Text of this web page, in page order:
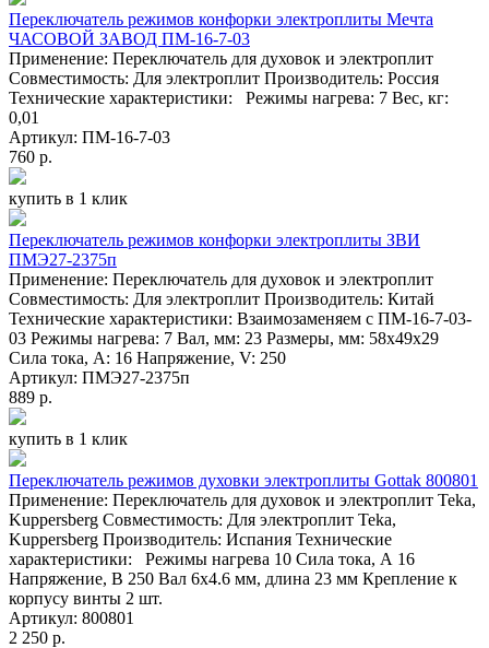
Переключатель режимов конфорки электроплиты Мечта
ЧАСОВОЙ ЗАВОД ПМ-16-7-03
Применение: Переключатель для духовок и электроплит
Совместимость: Для электроплит Производитель: Россия
Технические характеристики: Режимы нагрева: 7 Вес, кг:
0,01
Артикул: ПМ-16-7-03
760 р.
купить в 1 клик
Переключатель режимов конфорки электроплиты ЗВИ
ПМЭ27-2375п
Применение: Переключатель для духовок и электроплит
Совместимость: Для электроплит Производитель: Китай
Технические характеристики: Взаимозаменяем с ПМ-16-7-03-
03 Режимы нагрева: 7 Вал, мм: 23 Размеры, мм: 58х49х29
Сила тока, А: 16 Напряжение, V: 250
Артикул: ПМЭ27-2375п
889 р.
купить в 1 клик
Переключатель режимов духовки электроплиты Gottak 800801
Применение: Переключатель для духовок и электроплит Teka,
Kuppersberg Совместимость: Для электроплит Teka,
Kuppersberg Производитель: Испания Технические
характеристики: Режимы нагрева 10 Сила тока, А 16
Напряжение, В 250 Вал 6x4.6 мм, длина 23 мм Крепление к
корпусу винты 2 шт.
Артикул: 800801
2 250 р.